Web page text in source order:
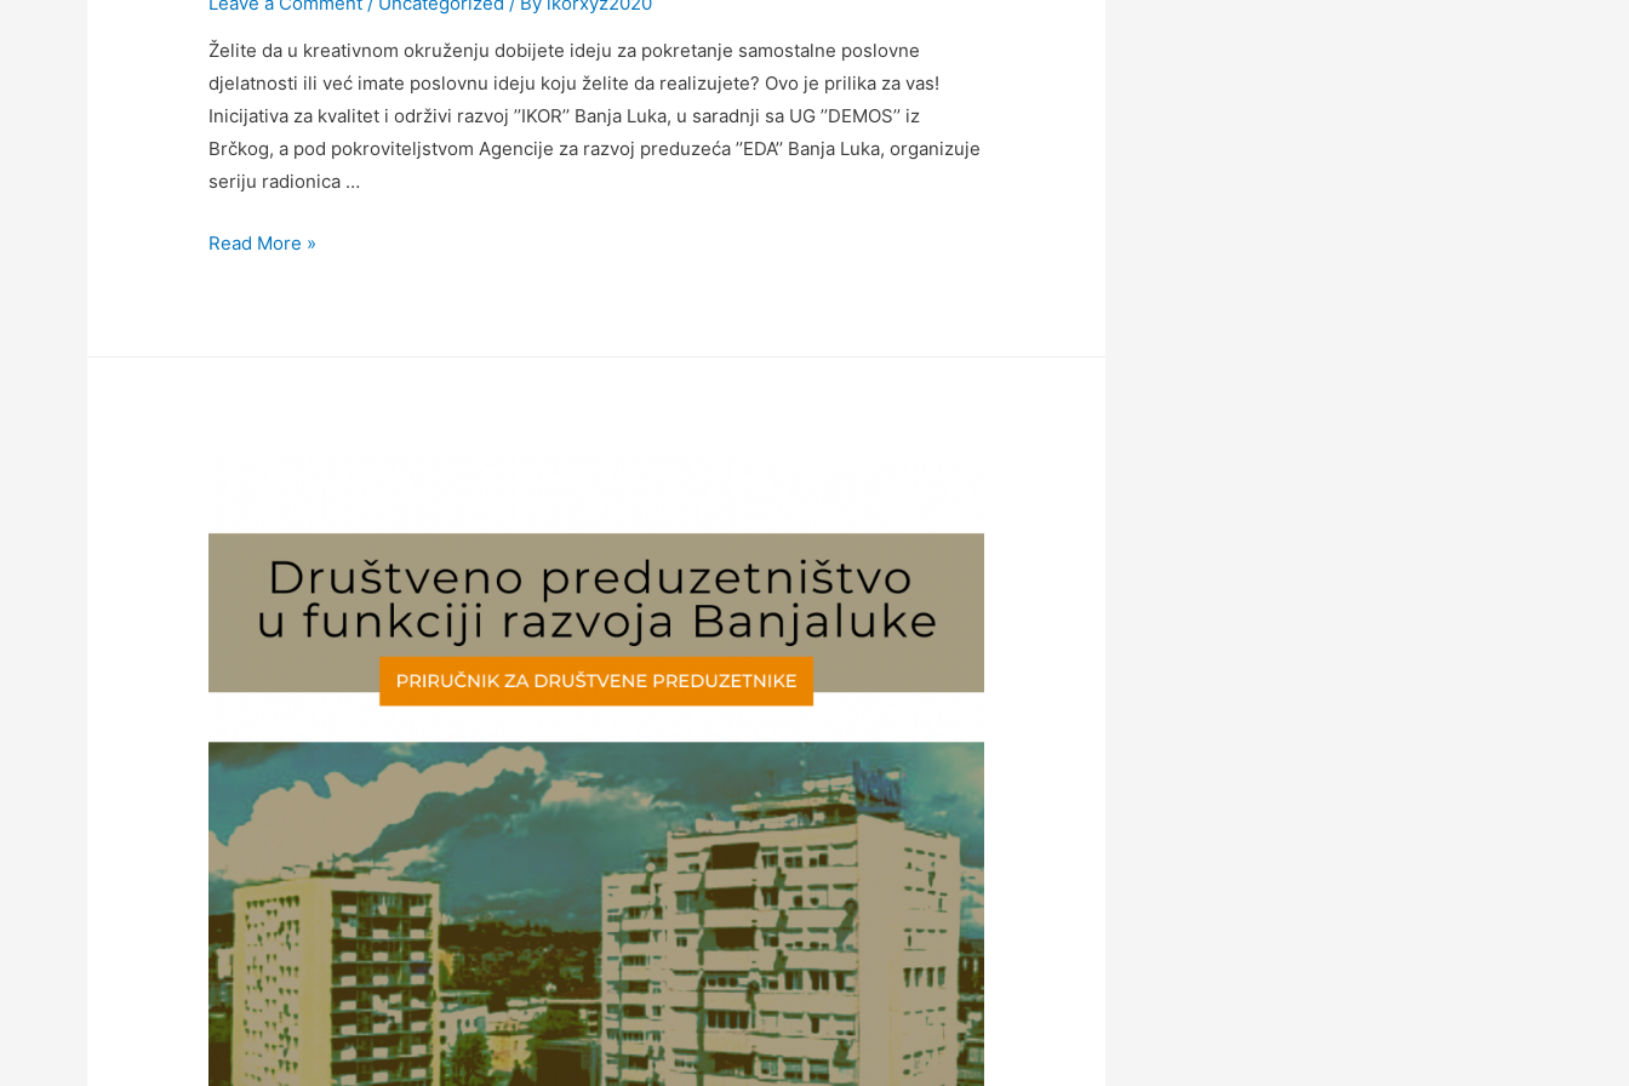
Želite da u kreativnom okruženju dobijete ideju za pokretanje samostalne poslovne
djelatnosti ili već imate poslovnu ideju koju želite da realizujete? Ovo je prilika za vas!
Inicijativa za kvalitet i održivi razvoj ’’IKOR’’ Banja Luka, u saradnji sa UG ’’DEMOS’’ iz
Brčkog, a pod pokroviteljstvom Agencije za razvoj preduzeća ’’EDA’’ Banja Luka, organizuje
seriju radionica …
Read More »